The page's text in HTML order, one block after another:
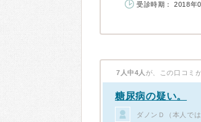
受診時期： 2018年
7人中4人 が、この口コミ
糖尿病の疑い。
ダノンＤ（本人で